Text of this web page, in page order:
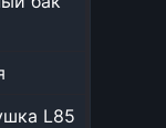
L85